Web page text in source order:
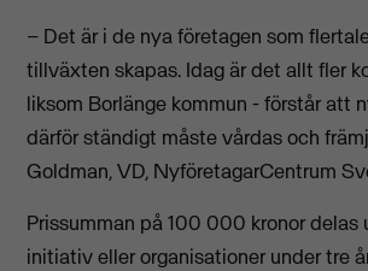
– Det är i de nya företagen som
tillväxten skapas. Idag är det allt fler
liksom Borlänge kommun - förstår att
därför ständigt måste vårdas och
Goldman, VD, NyföretagarCentrum
Prissumman på 100 000 kronor delas
initiativ eller organisationer under tre